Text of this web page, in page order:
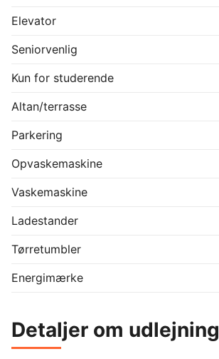
Elevator
Seniorvenlig
Kun for studerende
Altan/terrasse
Parkering
Opvaskemaskine
Vaskemaskine
Ladestander
Tørretumbler
Energimærke
Detaljer om udlejning